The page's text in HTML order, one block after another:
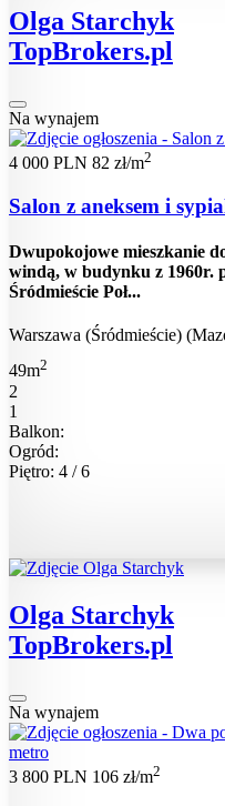
Olga Starchyk
TopBrokers.pl
Na wynajem
4 000 PLN 82 zł/m2
Salon z aneksem i
Dwupokojowe mieszkanie
windą, w budynku z
Śródmieście Poł...
Warszawa (Śródmieście)
49m2
2
1
Balkon:
Ogród:
Piętro: 4 / 6
Olga Starchyk
TopBrokers.pl
Na wynajem
3 800 PLN 106 zł/m2